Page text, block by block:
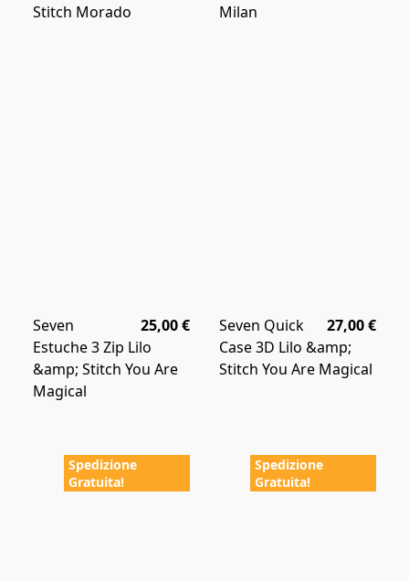
Stitch Morado
Milan
25,00 €
Seven
Estuche 3 Zip Lilo
&amp; Stitch You Are
Magical
27,00 €
Seven Quick
Case 3D Lilo &amp;
Stitch You Are Magical
Spedizione
Gratuita!
Spedizione
Gratuita!